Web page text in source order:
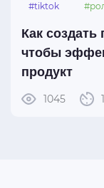
#tiktok
Как создать
чтобы
продукт
1045